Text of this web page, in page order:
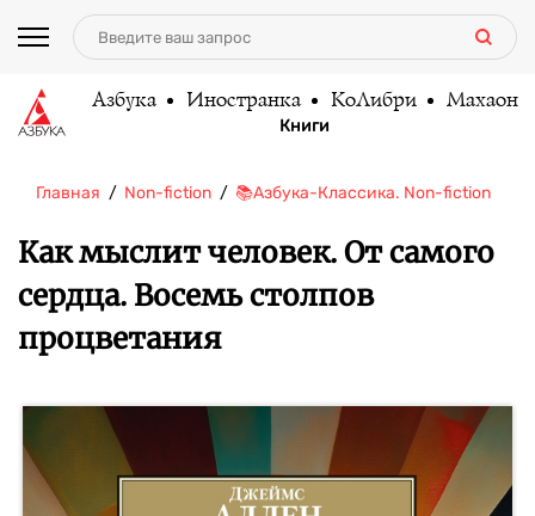
Азбука Иностранка КоЛибри Махаон
Книги
Главная Non-fiction 📚Азбука-Классика. Non-fiction
Как мыслит человек. От самого
сердца. Восемь столпов
процветания